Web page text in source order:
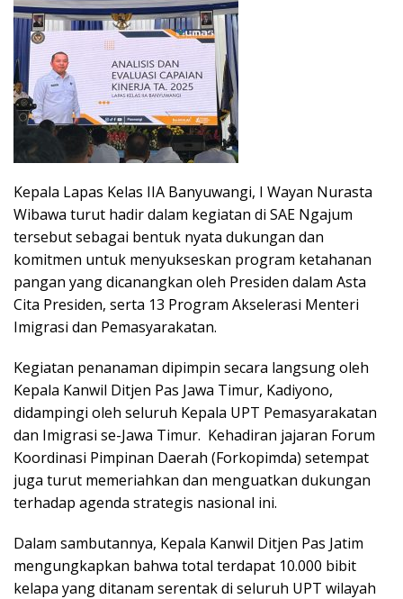
Kepala Lapas Kelas IIA Banyuwangi, I Wayan Nurasta
Wibawa turut hadir dalam kegiatan di SAE Ngajum
tersebut sebagai bentuk nyata dukungan dan
komitmen untuk menyukseskan program ketahanan
pangan yang dicanangkan oleh Presiden dalam Asta
Cita Presiden, serta 13 Program Akselerasi Menteri
Imigrasi dan Pemasyarakatan.
Kegiatan penanaman dipimpin secara langsung oleh
Kepala Kanwil Ditjen Pas Jawa Timur, Kadiyono,
didampingi oleh seluruh Kepala UPT Pemasyarakatan
dan Imigrasi se-Jawa Timur. Kehadiran jajaran Forum
Koordinasi Pimpinan Daerah (Forkopimda) setempat
juga turut memeriahkan dan menguatkan dukungan
terhadap agenda strategis nasional ini.
Dalam sambutannya, Kepala Kanwil Ditjen Pas Jatim
mengungkapkan bahwa total terdapat 10.000 bibit
kelapa yang ditanam serentak di seluruh UPT wilayah